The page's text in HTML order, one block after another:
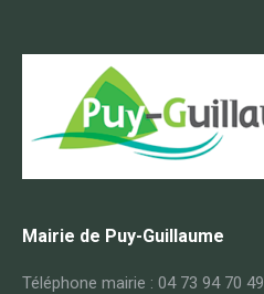
Mairie de Puy-Guillaume
Téléphone mairie : 04 73 94 70 49